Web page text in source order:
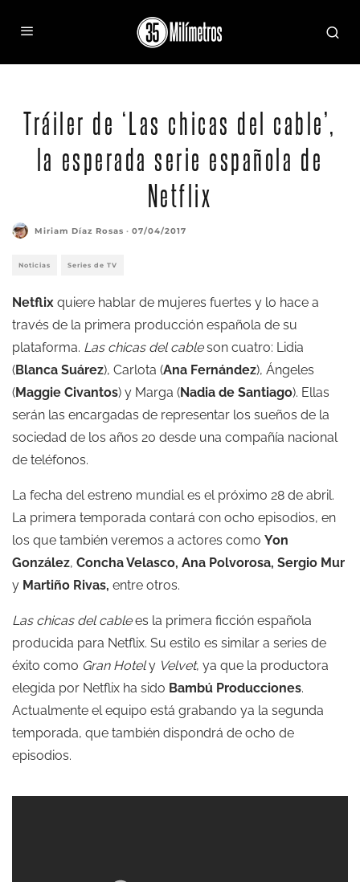
Tráiler de ‘Las chicas del cable’,
la esperada serie española de
Netflix
Miriam Díaz Rosas · 07/04/2017
Noticias Series de TV
Netflix quiere hablar de mujeres fuertes y lo hace a
través de la primera producción española de su
plataforma. Las chicas del cableson cuatro: Lidia
(Blanca Suárez), Carlota (Ana Fernández), Ángeles
(Maggie Civantos) y Marga (Nadia de Santiago). Ellas
serán las encargadas de representar los sueños de la
sociedad de los años 20 desde una compañía nacional
de teléfonos.
La fecha del estreno mundial es el próximo 28 de abril.
La primera temporada contará con ocho episodios, en
los que también veremos a actores como Yon
González, Concha Velasco, Ana Polvorosa, Sergio Mur
y Martiño Rivas, entre otros.
Las chicas del cablees la primera ficción española
producida para Netflix. Su estilo es similar a series de
éxito como Gran Hotely Velvet, ya que la productora
elegida por Netflix ha sido Bambú Producciones.
Actualmente el equipo está grabando ya la segunda
temporada, que también dispondrá de ocho de
episodios.